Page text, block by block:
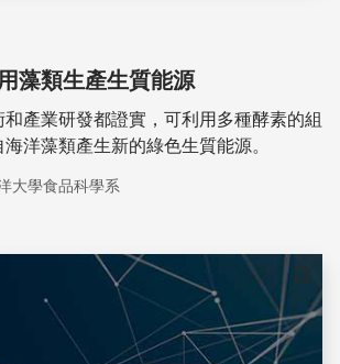
藻類生產生質能源
產業研發都證實，可利用多種酵素的組
洋藻類產生新的綠色生質能源。
大學食品科學系
儲存